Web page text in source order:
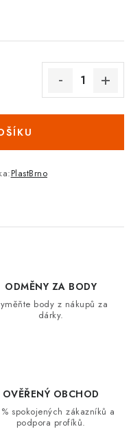
objednávka
PlastBrno
ODMĚNY ZA BODY
body z nákupů za
dárky.
OVĚŘENÝ OBCHOD
spokojených zákazníků a
podpora profíků.